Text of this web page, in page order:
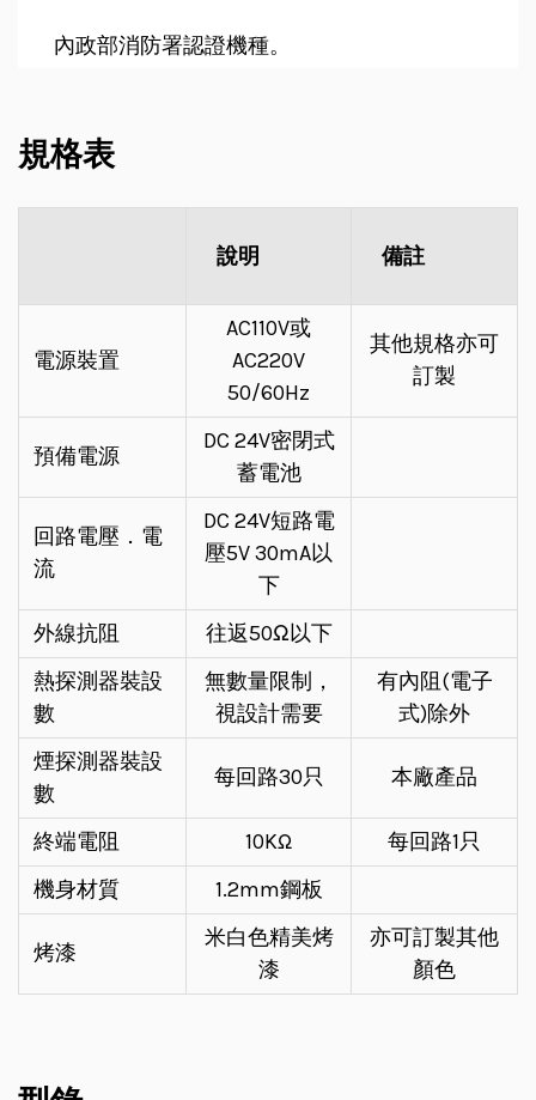
內政部消防署認證機種。
規格表
說明 備註
電源裝置
AC110V或
AC220V
50/60Hz
其他規格亦可
訂製
預備電源
DC 24V密閉式
蓄電池
回路電壓．電
流
DC 24V短路電
壓5V 30mA以
下
外線抗阻
往返50Ω以下
熱探測器裝設
數
無數量限制，
視設計需要
有內阻(電子
式)除外
煙探測器裝設
數
每回路30只 本廠產品
終端電阻 10KΩ
每回路1只
機身材質
1.2mm鋼板
烤漆
米白色精美烤
漆
亦可訂製其他
顏色